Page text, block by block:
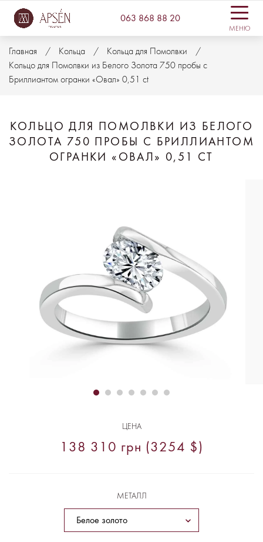
063 868 88 20
МЕНЮ
Главная Кольца
Кольца для Помолвки
Кольцо для Помолвки из Белого Золота 750 пробы с
Бриллиантом огранки «Овал» 0,51 ct
КОЛЬЦО ДЛЯ ПОМОЛВКИ ИЗ БЕЛОГО
ЗОЛОТА 750 ПРОБЫ С БРИЛЛИАНТОМ
ОГРАНКИ «ОВАЛ» 0,51 CT
ЦЕНА
138 310 грн (3254 $)
МЕТАЛЛ